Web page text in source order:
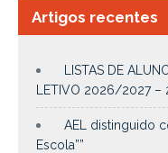
Artigos recentes
LISTAS DE
LETIVO 2026/2027 –
AEL distinguido
Escola””